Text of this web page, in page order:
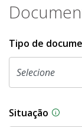
Tipo de
Situação Na